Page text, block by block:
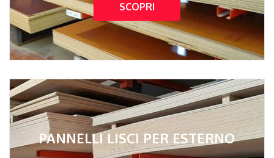
SCOPRI
PANNELLI LISCI PER ESTERNO